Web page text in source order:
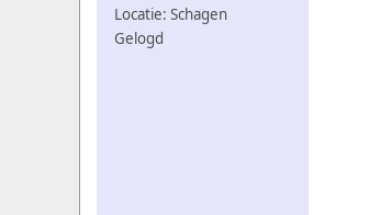
Locatie: Schagen
Gelogd